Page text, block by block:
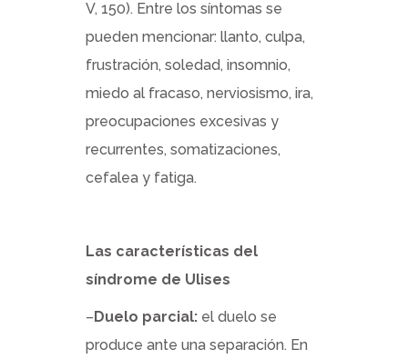
V, 150). Entre los síntomas se
pueden mencionar: llanto, culpa,
frustración, soledad, insomnio,
miedo al fracaso, nerviosismo, ira,
preocupaciones excesivas y
recurrentes, somatizaciones,
cefalea y fatiga.
Las características del
síndrome de Ulises
–Duelo parcial: el duelo se
produce ante una separación. En